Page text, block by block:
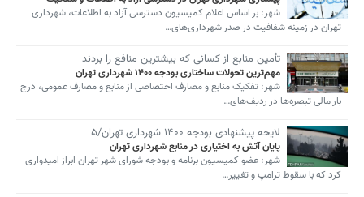
شهر: بر اساس اعلام کمیسیون دسترسی آزاد به اطلاعات، شهرداری
تهران در زمینه شفافیت در صدر شهرداری‌های…
تأمین منابع از کسانی که بیشترین منافع را بردند
مهم‌ترین تحولات ساختاری بودجه ۱۴۰۰ شهرداری تهران
شهر: تفکیک منابع و مصارف اختصاصی از منابع و مصارف عمومی، درج
بار مالی تبصره‌ها در ردیف‌های…
لایحه پیشنهادی بودجه ۱۴۰۰ شهرداری تهران/۵
پایان آتش به اختیاری در منابع شهرداری تهران
شهر: عضو کمیسیون برنامه و بودجه شورای شهر تهران ابراز امیدواری
کرد که با سقوط ترامپ و تغییر…